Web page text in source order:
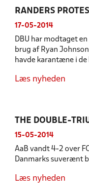
RANDERS
17-05-2014
DBU har modtaget
brug af Ryan
havde karantæne i de
Læs nyheden
THE DOUBLE-
15-05-2014
AaB vandt 4-2 over
Danmarks suverænt
Læs nyheden